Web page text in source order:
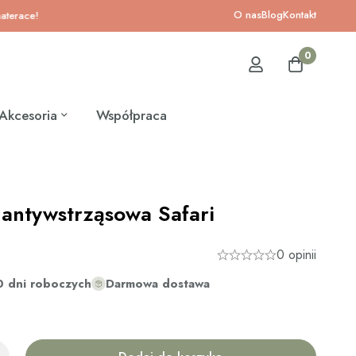
O nasBlogKontakt
0
Współpraca
Safari
0 opinii
dni roboczych Darmowa dostawa